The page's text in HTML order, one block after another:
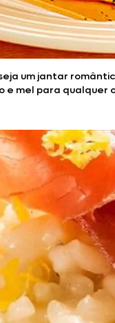
um jantar
e mel para qualquer